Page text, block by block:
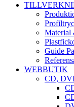
Guide
WEBBUTIK
CD,